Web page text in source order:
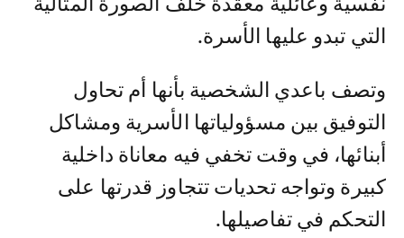
التي تبدو عليها الأسرة.
وتصف باعدي الشخصية بأنها أم تحاول
التوفيق بين مسؤولياتها الأسرية ومشاكل
أبنائها، في وقت تخفي فيه معاناة داخلية
كبيرة وتواجه تحديات تتجاوز قدرتها على
التحكم في تفاصيلها.